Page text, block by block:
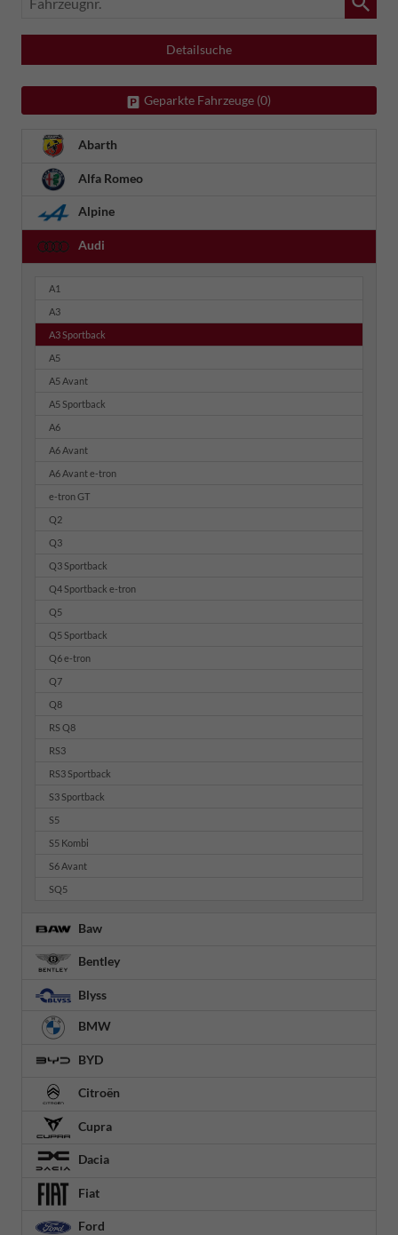
Detailsuche
Geparkte Fahrzeuge (0)
Abarth
Alfa Romeo
Alpine
Audi
A1
A3
A3 Sportback
A5
A5 Avant
A5 Sportback
A6
A6 Avant
A6 Avant e-tron
e-tron GT
Q2
Q3
Q3 Sportback
Q4 Sportback e-tron
Q5
Q5 Sportback
Q6 e-tron
Q7
Q8
RS Q8
RS3
RS3 Sportback
S3 Sportback
S5
S5 Kombi
S6 Avant
SQ5
Baw
Bentley
Blyss
BMW
BYD
Citroën
Cupra
Dacia
Fiat
Ford